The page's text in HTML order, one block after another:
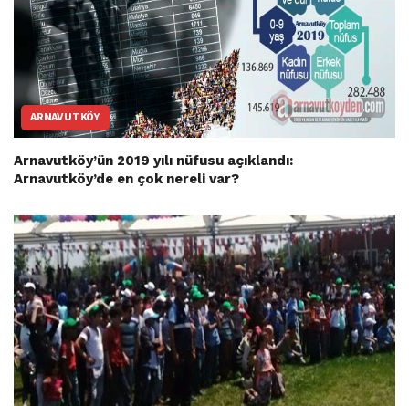
ARNAVUTKÖY
Arnavutköy’ün 2019 yılı nüfusu açıklandı:
Arnavutköy’de en çok nereli var?